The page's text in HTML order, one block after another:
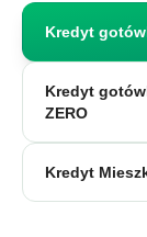
Kredyt
Kredyt
ZERO
Kredyt